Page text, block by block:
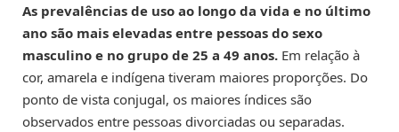
As prevalências de uso ao longo da vida e no último
ano são mais elevadas entre pessoas do sexo
masculino e no grupo de 25 a 49 anos. Em relação à
cor, amarela e indígena tiveram maiores proporções. Do
ponto de vista conjugal, os maiores índices são
observados entre pessoas divorciadas ou separadas.